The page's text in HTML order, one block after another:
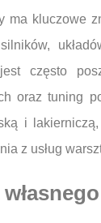
ma
często
oraz tuning
i
z usług